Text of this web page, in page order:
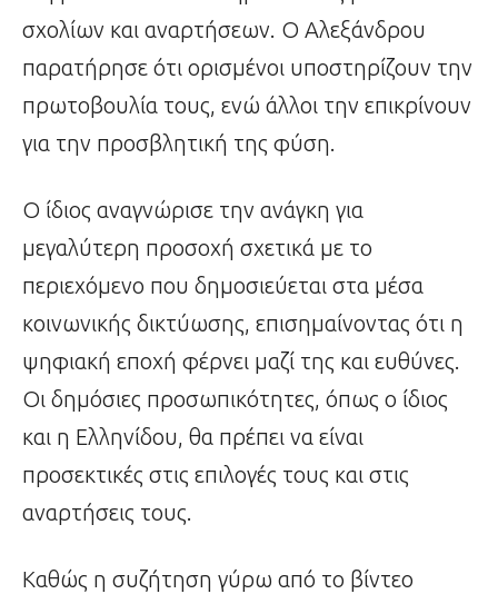
σχολίων και αναρτήσεων. Ο Αλεξάνδρου
παρατήρησε ότι ορισμένοι υποστηρίζουν την
πρωτοβουλία τους, ενώ άλλοι την επικρίνουν
για την προσβλητική της φύση.
Ο ίδιος αναγνώρισε την ανάγκη για
μεγαλύτερη προσοχή σχετικά με το
περιεχόμενο που δημοσιεύεται στα μέσα
κοινωνικής δικτύωσης, επισημαίνοντας ότι η
ψηφιακή εποχή φέρνει μαζί της και ευθύνες.
Οι δημόσιες προσωπικότητες, όπως ο ίδιος
και η Ελληνίδου, θα πρέπει να είναι
προσεκτικές στις επιλογές τους και στις
αναρτήσεις τους.
Καθώς η συζήτηση γύρω από το βίντεο